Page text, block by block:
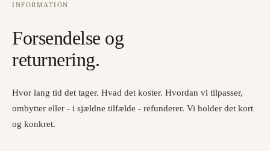
INFORMATION
Forsendelse og
returnering.
Hvor lang tid det tager. Hvad det koster. Hvordan vi tilpasser,
ombytter eller - i sjældne tilfælde - refunderer. Vi holder det kort
og konkret.